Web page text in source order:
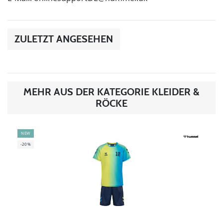
ZULETZT ANGESEHEN
MEHR AUS DER KATEGORIE KLEIDER &
RÖCKE
NEW
-20%